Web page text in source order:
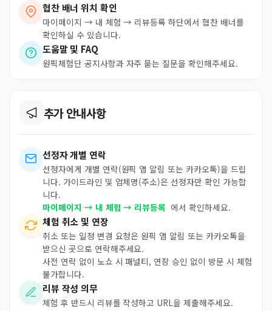
협찬 배너 위치 확인
마이페이지 → 내 체험 → 리뷰등록 하단에서 협찬 배너를
확인하실 수 있습니다.
도움말 및 FAQ
원픽체험단 공지사항과 자주 묻는 질문을 확인해주세요.
추가 안내사항
선정자 개별 연락
선정자에게 개별 연락(원픽 앱 알림 또는 카카오톡)을 드립
니다. 가이드라인 및 업체명(주소)은 선정자만 확인 가능합
니다.
마이페이지 → 내 체험 → 리뷰등록 에서 확인하세요.
체험 취소 및 연장
취소 또는 일정 변경 요청은 원픽 앱 알림 또는 카카오톡을
받으신 곳으로 연락해주세요.
사전 연락 없이 노쇼 시 패널티, 연장 승인 없이 방문 시 체험
불가합니다.
리뷰 작성 의무
체험 후 반드시 리뷰를 작성하고 URL을 제출해주세요.